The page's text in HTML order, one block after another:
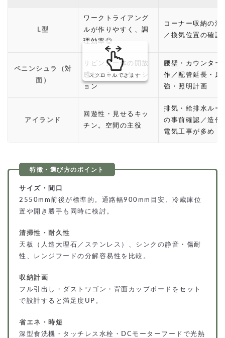
L型
ワークトライアング
ルが作りやすく、調
理効率◎
コーナー収納の活
／換気位置の確認
ペニンシュラ（対
面）
リビング一体の開放
感とコミュニケーシ
ョン
腰壁・カウンター
作／配管延長・床
強・照明計画
アイランド
回遊性・見せるキッ
チン。空間の主役
排気・給排水ルー
の事前確認／造作
電気工事が多め
スクロールできます
サイズ・間口
2550mm前後が標準的。通路幅900mm目安、冷蔵庫位
置や開き勝手も同時に検討。
清掃性・耐久性
天板（人造大理石／ステンレス）、シンクの静音・傷耐
性、レンジフードの分解容易性を比較。
収納計画
フル引出し・ダストワゴン・背面カップボードをセット
で設計すると満足度UP。
省エネ・時短
深型食洗機・タッチレス水栓・DCモーターフードで光熱